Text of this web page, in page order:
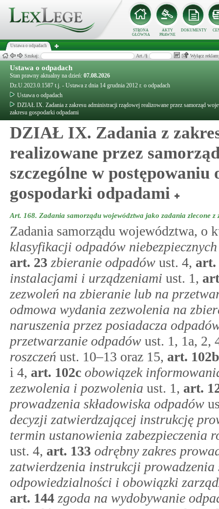
STRONA
GŁÓWNA
AKTY
PRAWNE
DOKUMENTY
Ustawa o odpadach
Szukaj: Art./§ Wyłącz
Ustawa o odpadach
Stan prawny aktualny na dzień: 07.08.2026
Dz.U.2023.0.1587 t.j. - Ustawa z dnia 14 grudnia 2012 r. o odpadach
Ustawa o odpadach
DZIAŁ IX. Zadania z zakresu administracji rządowej realizowane przez samorząd
zakresu gospodarki odpadami
DZIAŁ IX. Zadania z
realizowane przez
szczególne w
gospodarki odpadami
Art. 168. Zadania samorządu województwa jako zadania zlecone
Zadania samorządu województwa, o
klasyfikacji odpadów
art. 23 zbieranie odpadów ust. 4, art.
instalacjami i urządzeniami ust. 1,
zezwoleń na zbieranie lub na
odmowa wydania zezwolenia na
naruszenia przez posiadacza
przetwarzanie odpadów ust. 1, 1a, 2,
roszczeń ust. 10–13 oraz 15, art. 102b
i 4, art. 102c obowiązek
zezwolenia i pozwolenia ust. 1, art.
prowadzenia składowiska odpadów
decyzji zatwierdzającej instrukcję
termin ustanowienia zabezpieczenia
ust. 4, art. 133 odrębny zakres
zatwierdzenia instrukcji prowadzenia
odpowiedzialności i obowiązki
art. 144 zgoda na wydobywanie